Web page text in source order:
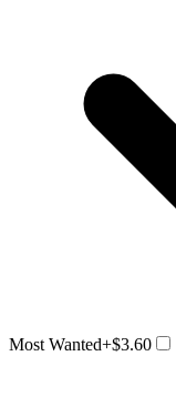
Most Wanted+$3.60